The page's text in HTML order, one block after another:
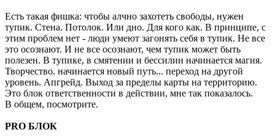
Есть такая фишка: чтобы алчно захотеть свободы, нужен
тупик. Стена. Потолок. Или дно. Для кого как. В принципе, с
этим проблем нет - люди умеют загонять себя в тупик. Не все
это осознают. И не все осознают, чем тупик может быть
полезен. В тупике, в смятении и бессилии начинается магия.
Творчество. начинается новый путь... переход на другой
уровень. Апгрейд. Выход за пределы карты на территорию.
Это блок ответственности в действии, мне так показалось.
В общем, посмотрите.
PRO БЛОК